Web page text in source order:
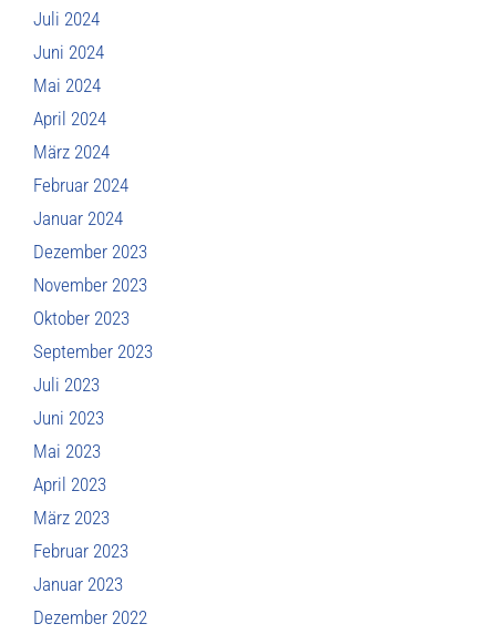
Juli 2024
Juni 2024
Mai 2024
April 2024
März 2024
Februar 2024
Januar 2024
Dezember 2023
November 2023
Oktober 2023
September 2023
Juli 2023
Juni 2023
Mai 2023
April 2023
März 2023
Februar 2023
Januar 2023
Dezember 2022